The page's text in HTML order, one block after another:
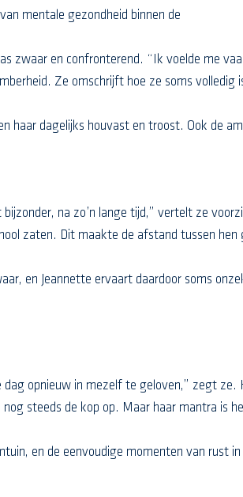
mentale gezondheid binnen de
zwaar en confronterend. “Ik voelde me
Ze omschrijft hoe ze soms volledig
haar dagelijks houvast en troost. Ook de
na zo’n lange tijd,” vertelt ze
zaten. Dit maakte de afstand tussen hen
en Jeannette ervaart daardoor soms
opnieuw in mezelf te geloven,” zegt ze.
steeds de kop op. Maar haar mantra is
en de eenvoudige momenten van rust